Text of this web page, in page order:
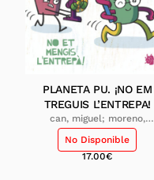
PLANETA PU. ¡NO EM
TREGUIS L’ENTREPA!
can, miguel; moreno,
cecilia
No Disponible
17.00€